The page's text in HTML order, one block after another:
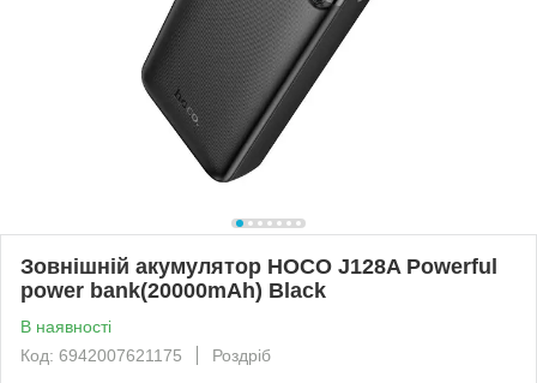
Зовнішній акумулятор HOCO J128A Powerful
power bank(20000mAh) Black
В наявності
Код: 6942007621175
Роздріб